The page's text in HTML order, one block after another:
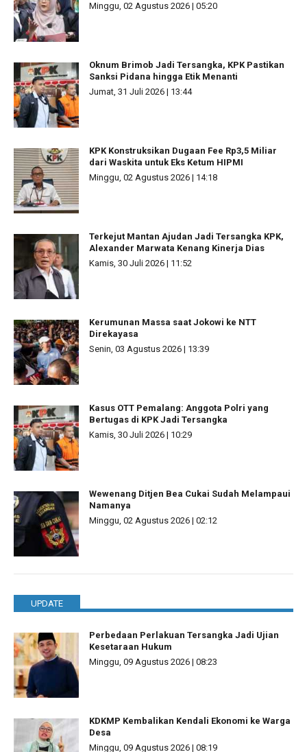
Minggu, 02 Agustus 2026 | 05:20
Oknum Brimob Jadi Tersangka, KPK Pastikan
Sanksi Pidana hingga Etik Menanti
Jumat, 31 Juli 2026 | 13:44
KPK Konstruksikan Dugaan Fee Rp3,5 Miliar
dari Waskita untuk Eks Ketum HIPMI
Minggu, 02 Agustus 2026 | 14:18
Terkejut Mantan Ajudan Jadi Tersangka KPK,
Alexander Marwata Kenang Kinerja Dias
Kamis, 30 Juli 2026 | 11:52
Kerumunan Massa saat Jokowi ke NTT
Direkayasa
Senin, 03 Agustus 2026 | 13:39
Kasus OTT Pemalang: Anggota Polri yang
Bertugas di KPK Jadi Tersangka
Kamis, 30 Juli 2026 | 10:29
Wewenang Ditjen Bea Cukai Sudah Melampaui
Namanya
Minggu, 02 Agustus 2026 | 02:12
UPDATE
Perbedaan Perlakuan Tersangka Jadi Ujian
Kesetaraan Hukum
Minggu, 09 Agustus 2026 | 08:23
KDKMP Kembalikan Kendali Ekonomi ke Warga
Desa
Minggu, 09 Agustus 2026 | 08:19